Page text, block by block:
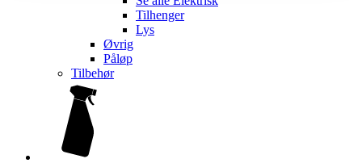
Tilhenger
Lys
Øvrig
Påløp
Tilbehør